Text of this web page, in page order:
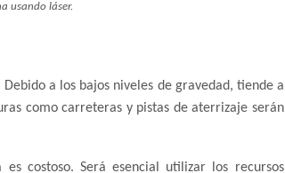
usando láser.
a los bajos niveles de gravedad, tiende a
como carreteras y pistas de aterrizaje serán
costoso. Será esencial utilizar los recursos